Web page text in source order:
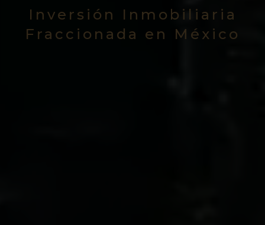
Inversión Inmobiliaria
Fraccionada en México